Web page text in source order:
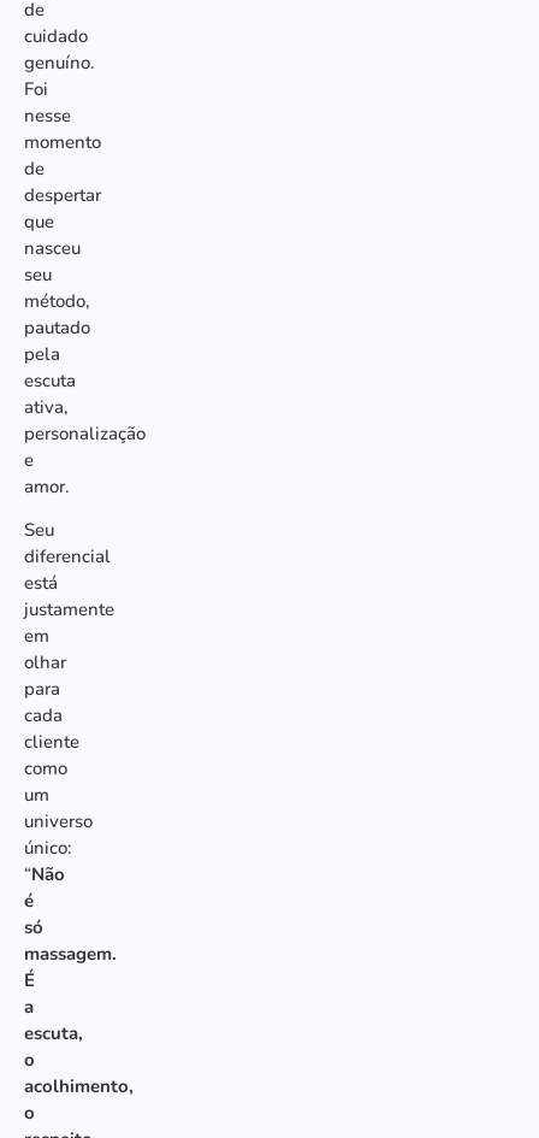
de
cuidado
genuíno.
Foi
nesse
momento
de
despertar
que
nasceu
seu
método,
pautado
pela
escuta
ativa,
personalização
e
amor.
Seu
diferencial
está
justamente
em
olhar
para
cada
cliente
como
um
universo
único:
“Não
é
só
massagem.
É
a
escuta,
o
acolhimento,
o